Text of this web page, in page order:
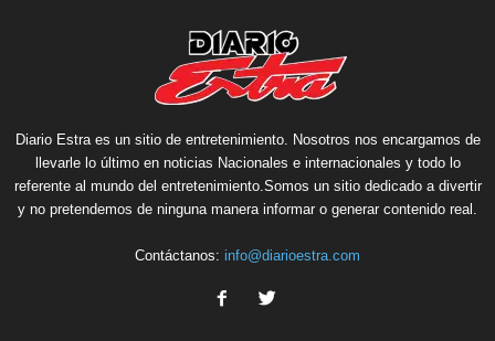
Diario Estra es un sitio de entretenimiento. Nosotros nos encargamos de
llevarle lo último en noticias Nacionales e internacionales y todo lo
referente al mundo del entretenimiento.Somos un sitio dedicado a divertir
y no pretendemos de ninguna manera informar o generar contenido real.
Contáctanos: info@diarioestra.com